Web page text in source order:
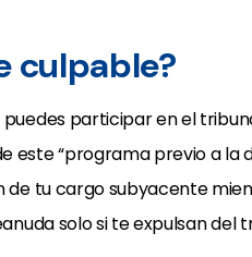
culpable?
participar en el
“programa previo a la
de tu cargo subyacente
solo si te expulsan del